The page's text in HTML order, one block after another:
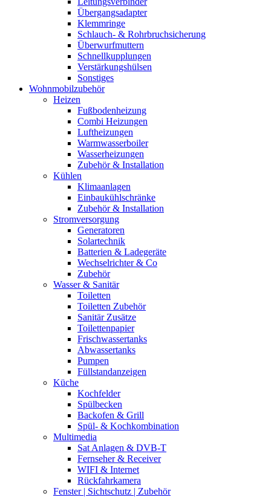
Übergangsadapter
Klemmringe
Schlauch- & Rohrbruchsicherung
Überwurfmuttern
Schnellkupplungen
Verstärkungshülsen
Sonstiges
Wohnmobilzubehör
Heizen
Fußbodenheizung
Combi Heizungen
Luftheizungen
Warmwasserboiler
Wasserheizungen
Zubehör & Installation
Kühlen
Klimaanlagen
Einbaukühlschränke
Zubehör & Installation
Stromversorgung
Generatoren
Solartechnik
Batterien & Ladegeräte
Wechselrichter & Co
Zubehör
Wasser & Sanitär
Toiletten
Toiletten Zubehör
Sanitär Zusätze
Toilettenpapier
Frischwassertanks
Abwassertanks
Pumpen
Füllstandanzeigen
Küche
Kochfelder
Spülbecken
Backofen & Grill
Spül- & Kochkombination
Multimedia
Sat Anlagen & DVB-T
Fernseher & Receiver
WIFI & Internet
Rückfahrkamera
Fenster | Sichtschutz | Zubehör